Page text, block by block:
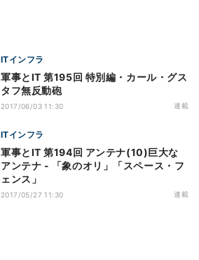
ITインフラ
軍事とIT 第195回 特別編・カール・グス
タフ無反動砲
2017/06/03 11:30 連載
ITインフラ
軍事とIT 第194回 アンテナ(10)巨大な
アンテナ - 「象のオリ」「スペース・フ
ェンス」
2017/05/27 11:30 連載